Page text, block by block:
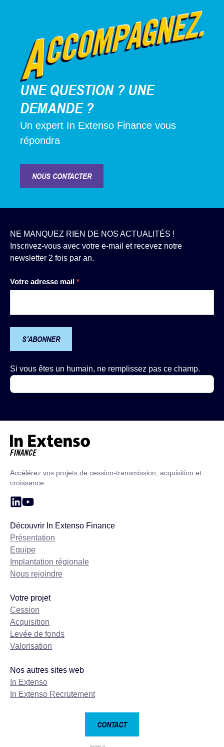
UNE QUESTION ? UNE
DEMANDE ?
Un expert In Extenso Finance vous
répondra
NOUS CONTACTER
NE MANQUEZ RIEN DE NOS ACTUALITÉS !
Inscrivez-vous avec votre e-mail et recevez notre
newsletter 2 fois par an.
Votre adresse mail *
S'ABONNER
Si vous êtes un humain, ne remplissez pas ce champ.
Accélérez vos projets de cession-transmission, acquisition et
croissance.
Découvrir In Extenso Finance
Présentation
Equipe
Implantation régionale
Nous rejoindre
Votre projet
Cession
Acquisition
Levée de fonds
Valorisation
Nos autres sites web
In Extenso
In Extenso Recrutement
CONTACT